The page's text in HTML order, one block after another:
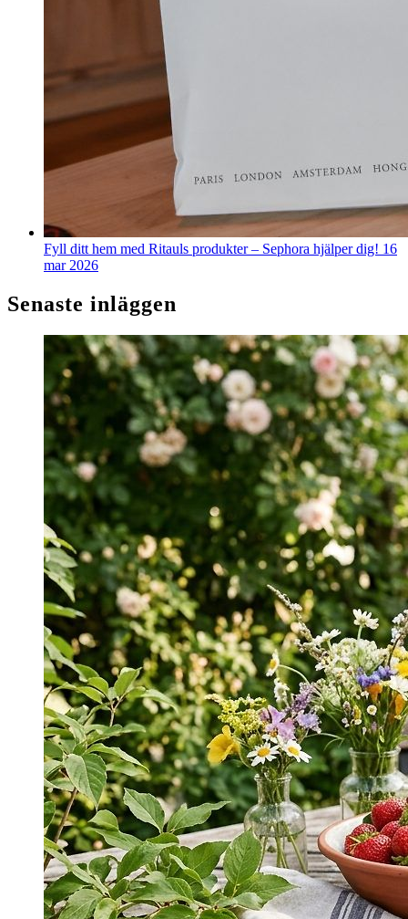
Fyll ditt hem med Ritauls produkter – Sephora hjälper dig! 16
mar 2026
Senaste inläggen